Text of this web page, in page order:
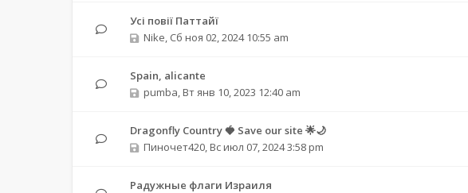
Усі повії Паттайї
Nike, Сб ноя 02, 2024 10:55 am
Spain, alicante
pumba, Вт янв 10, 2023 12:40 am
Dragonfly Country 🍓 Save our site 🌟🌙
Пиночет420, Вс июл 07, 2024 3:58 pm
Радужные флаги Израиля